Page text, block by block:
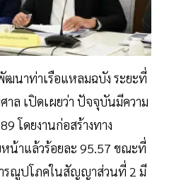
ฒนาท่าเรือแหลมฉบัง ระยะที่
าล เปิดเผยว่า ปัจจุบันมีความ
โดยงานก่อสร้างทาง
น้าแล้วร้อยละ 95.57 ขณะที่
ารณูปโภคในสัญญาส่วนที่ 2 มี